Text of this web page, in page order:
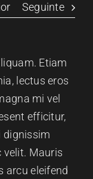
PROGRAMAS
PODCASTS
EVENTOS
ESPAÇO OUVINTE
Seguinte
Etiam
lectus eros
mi vel
efficitur,
dignissim
velit. Mauris
arcu eleifend